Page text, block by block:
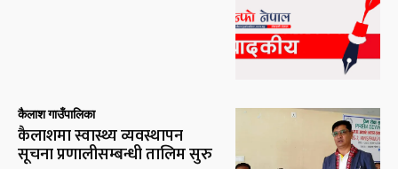
कैलाश गाउँपालिका
कैलाशमा स्वास्थ्य व्यवस्थापन
सूचना प्रणालीसम्बन्धी तालिम सुरु